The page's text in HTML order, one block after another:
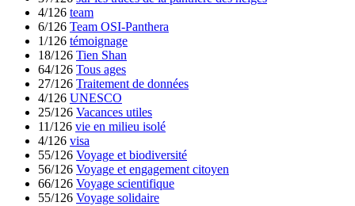
4/126 team
6/126 Team OSI-Panthera
1/126 témoignage
18/126 Tien Shan
64/126 Tous ages
27/126 Traitement de données
4/126 UNESCO
25/126 Vacances utiles
11/126 vie en milieu isolé
4/126 visa
55/126 Voyage et biodiversité
56/126 Voyage et engagement citoyen
66/126 Voyage scientifique
55/126 Voyage solidaire